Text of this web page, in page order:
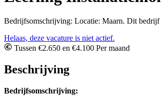
Bedrijfsomschrijving: Locatie: Maarn. Dit bedrijf
Helaas, deze vacature is niet actief.
Tussen €2.650 en €4.100 Per maand
Beschrijving
Bedrijfsomschrijving: